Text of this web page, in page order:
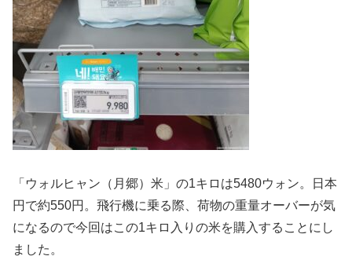
「ウォルヒャン（月郷）米」の1キロは5480ウォン。日本
円で約550円。飛行機に乗る際、荷物の重量オーバーが気
になるので今回はこの1キロ入りの米を購入することにし
ました。